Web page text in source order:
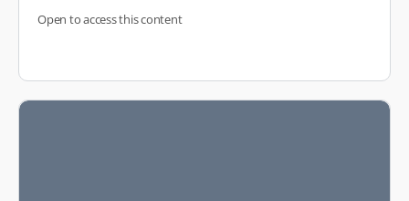
Open to access this content